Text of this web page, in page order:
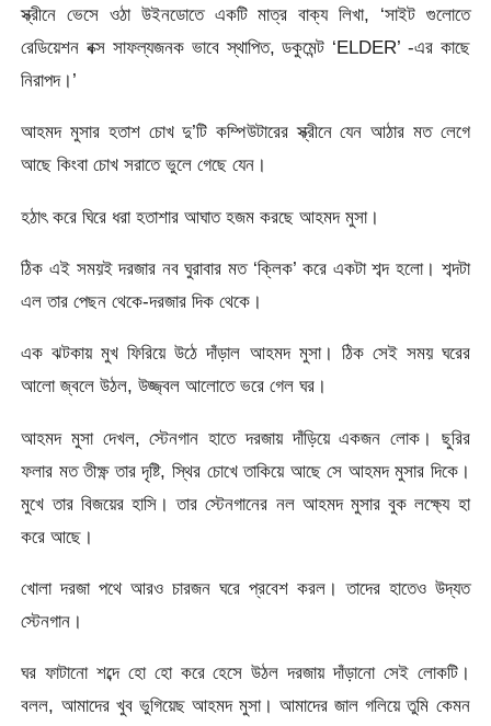
স্ক্রীনে ভেসে ওঠা উইনডোতে একটি মাত্র বাক্য লিখা, ‘সাইট গুলোতে
রেডিয়েশন বক্স সাফল্যজনক ভাবে স্থাপিত, ডকুমেন্ট ‘ELDER’ -এর কাছে
নিরাপদ।’
আহমদ মুসার হতাশ চোখ দু’টি কম্পিউটারের স্ক্রীনে যেন আঠার মত লেগে
আছে কিংবা চোখ সরাতে ভুলে গেছে যেন।
হঠাৎ করে ঘিরে ধরা হতাশার আঘাত হজম করছে আহমদ মুসা।
ঠিক এই সময়ই দরজার নব ঘুরাবার মত ‘ক্লিক’ করে একটা শব্দ হলো। শব্দটা
এল তার পেছন থেকে-দরজার দিক থেকে।
এক ঝটকায় মুখ ফিরিয়ে উঠে দাঁড়াল আহমদ মুসা। ঠিক সেই সময় ঘরের
আলো জ্বলে উঠল, উজ্জ্বল আলোতে ভরে গেল ঘর।
আহমদ মুসা দেখল, স্টেনগান হাতে দরজায় দাঁড়িয়ে একজন লোক। ছুরির
ফলার মত তীক্ষ্ণ তার দৃষ্টি, স্থির চোখে তাকিয়ে আছে সে আহমদ মুসার দিকে।
মুখে তার বিজয়ের হাসি। তার স্টেনগানের নল আহমদ মুসার বুক লক্ষ্যে হা
করে আছে।
খোলা দরজা পথে আরও চারজন ঘরে প্রবেশ করল। তাদের হাতেও উদ্যত
স্টেনগান।
ঘর ফাটানো শব্দে হো হো করে হেসে উঠল দরজায় দাঁড়ানো সেই লোকটি।
বলল, আমাদের খুব ভুগিয়েছ আহমদ মুসা। আমাদের জাল গলিয়ে তুমি কেমন